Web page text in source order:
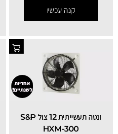
קנה עכשיו
ונטה תעשייתית 12 צול S&P
HXM-300
אחריות
לשנתיים!